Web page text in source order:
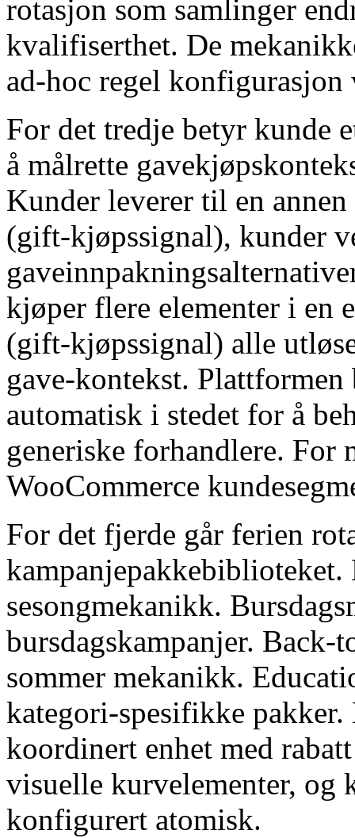
rotasjon som samlinger
kvalifiserthet. De
ad-hoc regel konfigurasjon
For det tredje betyr kunde
å målrette
Kunder leverer til en annen
(gift-kjøpssignal), kunder
kjøper flere elementer i en
(gift-kjøpssignal) alle
gave-kontekst. Plattformen
automatisk i stedet for å
generiske forhandlere. For
WooCommerce
For det fjerde går ferien
sesongmekanikk.
bursdagskampanjer. Back-
sommer mekanikk.
kategori-spesifikke
koordinert enhet med
visuelle kurvelementer, og
konfigurert atomisk.